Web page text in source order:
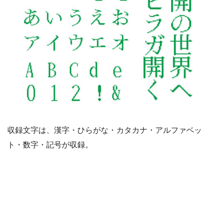
収録文字は、漢字・ひらがな・カタカナ・アルファベッ
ト・数字・記号が収録。